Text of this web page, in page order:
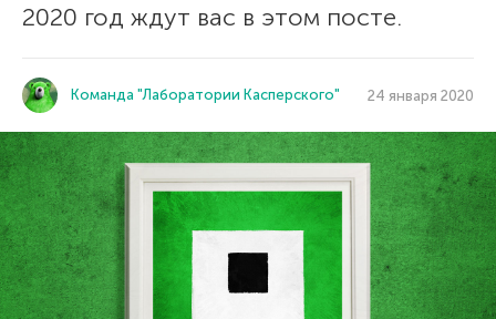
2020 год ждут вас в этом посте.
Команда "Лаборатории Касперского" 24 января 2020